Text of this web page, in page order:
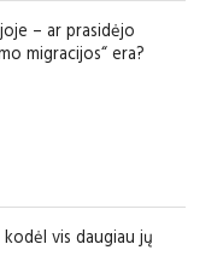
– ar prasidėjo
migracijos“ era?
vis daugiau jų